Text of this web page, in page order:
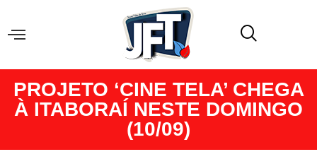
PROJETO ‘CINE TELA’ CHEGA
À ITABORAÍ NESTE DOMINGO
(10/09)